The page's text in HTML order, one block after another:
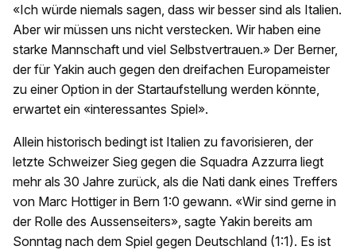
«Ich würde niemals sagen, dass wir besser sind als Italien.
Aber wir müssen uns nicht verstecken. Wir haben eine
starke Mannschaft und viel Selbstvertrauen.» Der Berner,
der für Yakin auch gegen den dreifachen Europameister
zu einer Option in der Startaufstellung werden könnte,
erwartet ein «interessantes Spiel».
Allein historisch bedingt ist Italien zu favorisieren, der
letzte Schweizer Sieg gegen die Squadra Azzurra liegt
mehr als 30 Jahre zurück, als die Nati dank eines Treffers
von Marc Hottiger in Bern 1:0 gewann. «Wir sind gerne in
der Rolle des Aussenseiters», sagte Yakin bereits am
Sonntag nach dem Spiel gegen Deutschland (1:1). Es ist